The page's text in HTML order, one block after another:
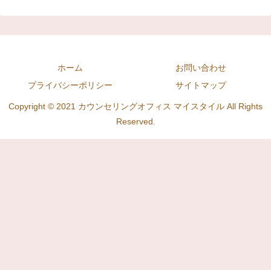
ホーム
お問い合わせ
プライバシーポリシー
サイトマップ
Copyright © 2021 カウンセリングオフィス マイスタイル All Rights
Reserved.